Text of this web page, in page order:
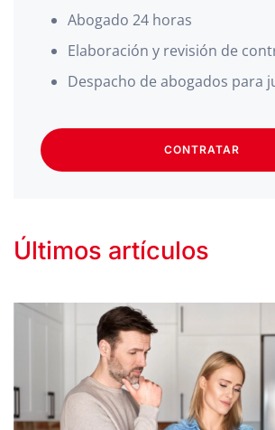
Abogado 24 horas
Elaboración y revisión de
Despacho de abogados para
CONTRATAR
Últimos artículos